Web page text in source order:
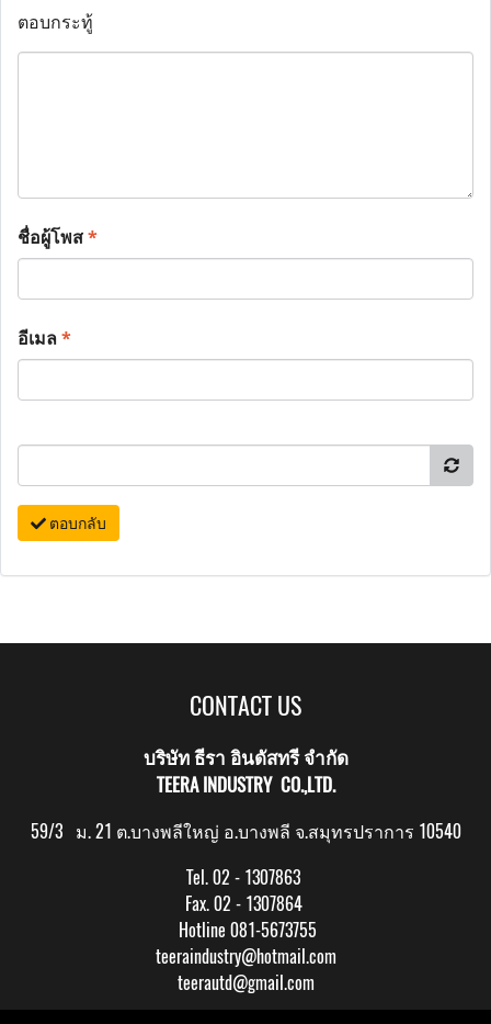
ตอบกระทู้
ชื่อผู้โพส*
อีเมล*
ตอบกลับ
CONTACT US
บริษัท ธีรา อินดัสทรี จำกัด
TEERA INDUSTRY CO.,LTD.
59/3 ม. 21 ต.บางพลีใหญ่ อ.บางพลี จ.สมุทรปราการ 10540
Tel. 02 - 1307863
Fax. 02 - 1307864
Hotline 081-5673755
teeraindustry@hotmail.com
teerautd@gmail.com